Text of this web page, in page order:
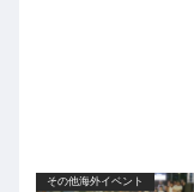
その他海外イベント